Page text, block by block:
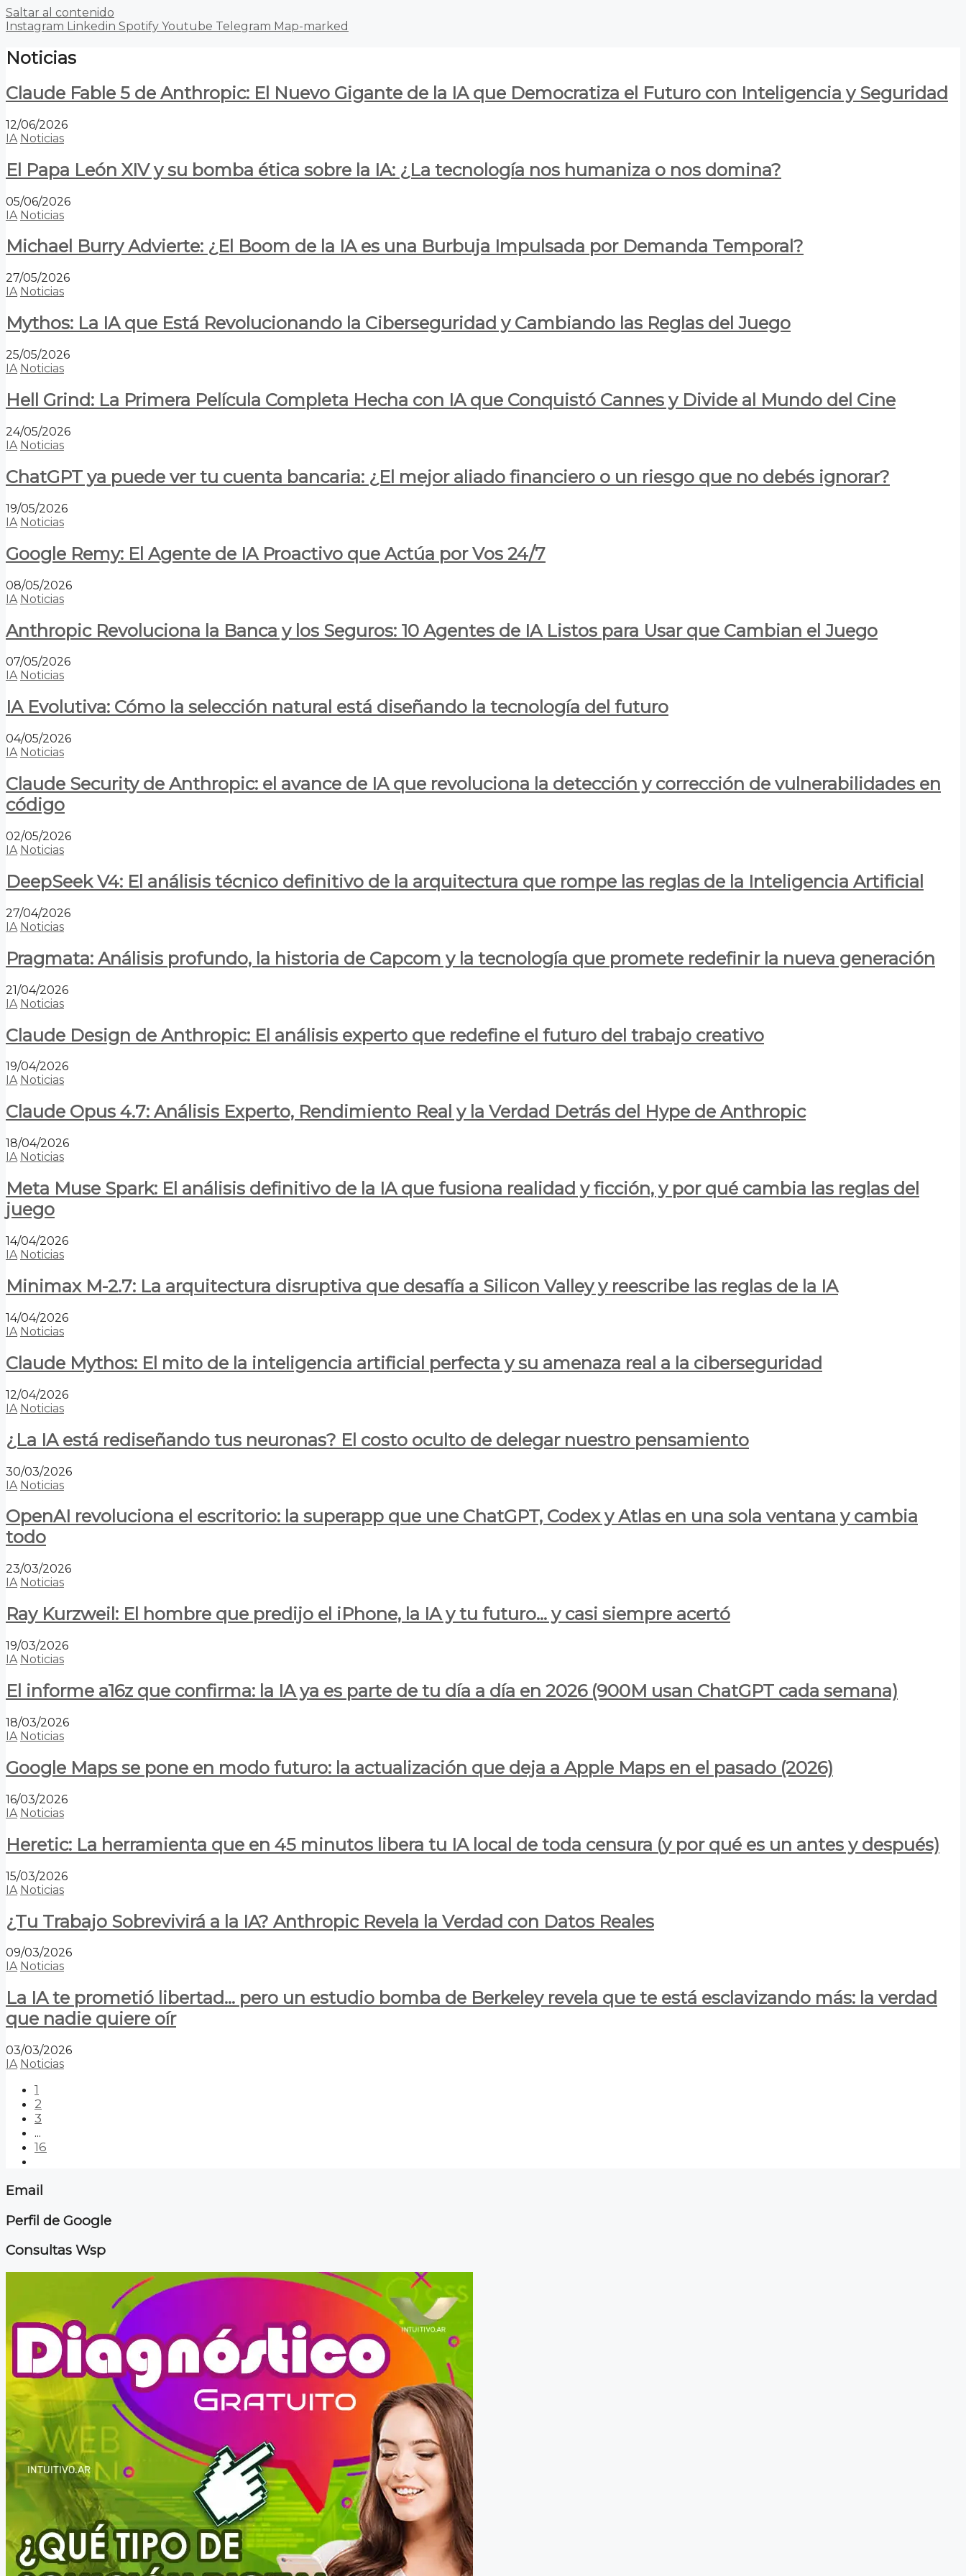
Saltar al contenido
Instagram Linkedin Spotify Youtube Telegram Map-marked
Noticias
Claude Fable 5 de Anthropic: El Nuevo Gigante de la IA que Democratiza el Futuro con Inteligencia y Seguridad
12/06/2026
IA Noticias
El Papa León XIV y su bomba ética sobre la IA: ¿La tecnología nos humaniza o nos domina?
05/06/2026
IA Noticias
Michael Burry Advierte: ¿El Boom de la IA es una Burbuja Impulsada por Demanda Temporal?
27/05/2026
IA Noticias
Mythos: La IA que Está Revolucionando la Ciberseguridad y Cambiando las Reglas del Juego
25/05/2026
IA Noticias
Hell Grind: La Primera Película Completa Hecha con IA que Conquistó Cannes y Divide al Mundo del Cine
24/05/2026
IA Noticias
ChatGPT ya puede ver tu cuenta bancaria: ¿El mejor aliado financiero o un riesgo que no debés ignorar?
19/05/2026
IA Noticias
Google Remy: El Agente de IA Proactivo que Actúa por Vos 24/7
08/05/2026
IA Noticias
Anthropic Revoluciona la Banca y los Seguros: 10 Agentes de IA Listos para Usar que Cambian el Juego
07/05/2026
IA Noticias
IA Evolutiva: Cómo la selección natural está diseñando la tecnología del futuro
04/05/2026
IA Noticias
Claude Security de Anthropic: el avance de IA que revoluciona la detección y corrección de vulnerabilidades en
código
02/05/2026
IA Noticias
DeepSeek V4: El análisis técnico definitivo de la arquitectura que rompe las reglas de la Inteligencia Artificial
27/04/2026
IA Noticias
Pragmata: Análisis profundo, la historia de Capcom y la tecnología que promete redefinir la nueva generación
21/04/2026
IA Noticias
Claude Design de Anthropic: El análisis experto que redefine el futuro del trabajo creativo
19/04/2026
IA Noticias
Claude Opus 4.7: Análisis Experto, Rendimiento Real y la Verdad Detrás del Hype de Anthropic
18/04/2026
IA Noticias
Meta Muse Spark: El análisis definitivo de la IA que fusiona realidad y ficción, y por qué cambia las reglas del
juego
14/04/2026
IA Noticias
Minimax M-2.7: La arquitectura disruptiva que desafía a Silicon Valley y reescribe las reglas de la IA
14/04/2026
IA Noticias
Claude Mythos: El mito de la inteligencia artificial perfecta y su amenaza real a la ciberseguridad
12/04/2026
IA Noticias
¿La IA está rediseñando tus neuronas? El costo oculto de delegar nuestro pensamiento
30/03/2026
IA Noticias
OpenAI revoluciona el escritorio: la superapp que une ChatGPT, Codex y Atlas en una sola ventana y cambia
todo
23/03/2026
IA Noticias
Ray Kurzweil: El hombre que predijo el iPhone, la IA y tu futuro… y casi siempre acertó
19/03/2026
IA Noticias
El informe a16z que confirma: la IA ya es parte de tu día a día en 2026 (900M usan ChatGPT cada semana)
18/03/2026
IA Noticias
Google Maps se pone en modo futuro: la actualización que deja a Apple Maps en el pasado (2026)
16/03/2026
IA Noticias
Heretic: La herramienta que en 45 minutos libera tu IA local de toda censura (y por qué es un antes y después)
15/03/2026
IA Noticias
¿Tu Trabajo Sobrevivirá a la IA? Anthropic Revela la Verdad con Datos Reales
09/03/2026
IA Noticias
La IA te prometió libertad… pero un estudio bomba de Berkeley revela que te está esclavizando más: la verdad
que nadie quiere oír
03/03/2026
IA Noticias
1
2
3
...
16
Email
Perfil de Google
Consultas Wsp